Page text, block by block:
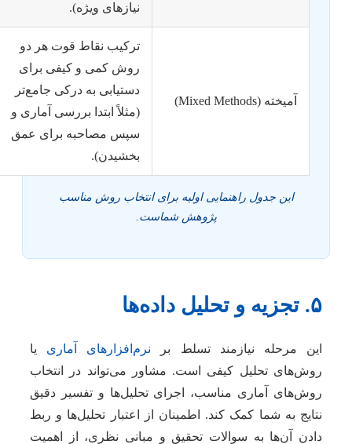
نیازهای ویژه).
آمیخته (Mixed Methods)
ترکیب نقاط قوت هر دو
روش کمی و کیفی برای
دستیابی به درکی جامع‌تر
(مثلاً ابتدا بررسی آماری و
سپس مصاحبه برای عمق
بخشیدن).
این جدول راهنمایی اولیه برای انتخاب روش مناسب
پژوهش شماست.
۵. تجزیه و تحلیل داده‌ها
این مرحله نیازمند تسلط بر نرم‌افزارهای آمارییا
روش‌های تحلیل کیفی است. مشاور می‌تواند در انتخاب
روش‌های آماری مناسب، اجرای تحلیل‌ها و تفسیر دقیق
نتایج به شما کمک کند. اطمینان از اعتبار تحلیل‌ها و ربط
دادن آن‌ها به سوالات تحقیق و مبانی نظری، از اهمیت